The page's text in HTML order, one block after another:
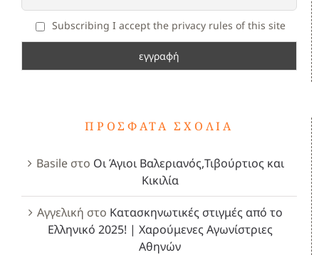
Subscribing I accept the privacy rules of this site
ΠΡΌΣΦΑΤΑ ΣΧΌΛΙΑ
Basileστο Οι Άγιοι Βαλεριανός,Τιβούρτιος και
Κικιλία
Αγγελική στο Κατασκηνωτικές στιγμές από το
Ελληνικό 2025! | Χαρούμενες Αγωνίστριες
Αθηνών